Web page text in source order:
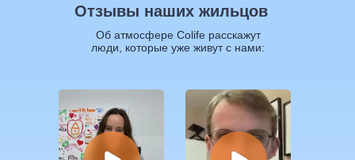
Об атмосфере Colife расскажут
люди, которые уже живут с нами:
Отзывы наших жильцов